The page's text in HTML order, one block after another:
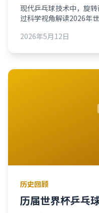
现代乒乓球技术中，旋
过科学视角解读2026年
2026年5月12日
历史回顾
历届世界杯乒乓